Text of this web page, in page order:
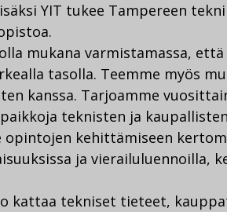
YIT tukee Tampereen
mukana varmistamassa,
tasolla. Teemme myös
kanssa. Tarjoamme
teknisten ja
opintojen kehittämiseen
ja vierailuluennoilla,
kattaa tekniset tieteet,